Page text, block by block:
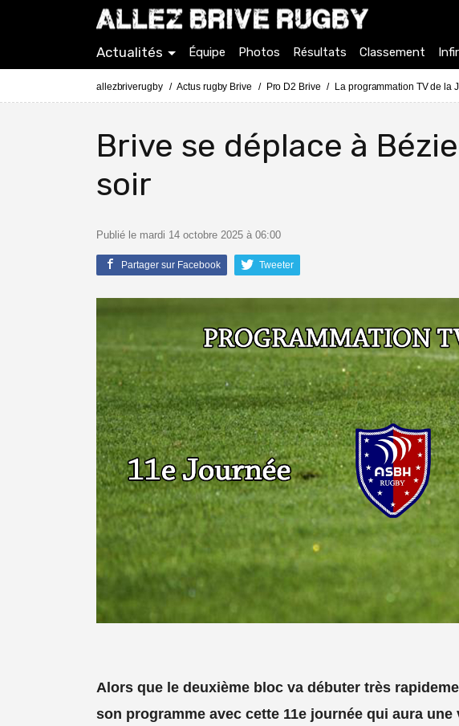
Actualités Équipe Photos Résultats Classement
allezbriverugby Actus rugby Brive Pro D2 Brive La programmation TV de la
Brive se déplace à
soir
Publié le mardi 14 octobre 2025 à 06:00
Partager sur Facebook Tweeter
Alors que le deuxième bloc va débuter très
son programme avec cette 11e journée qui aura